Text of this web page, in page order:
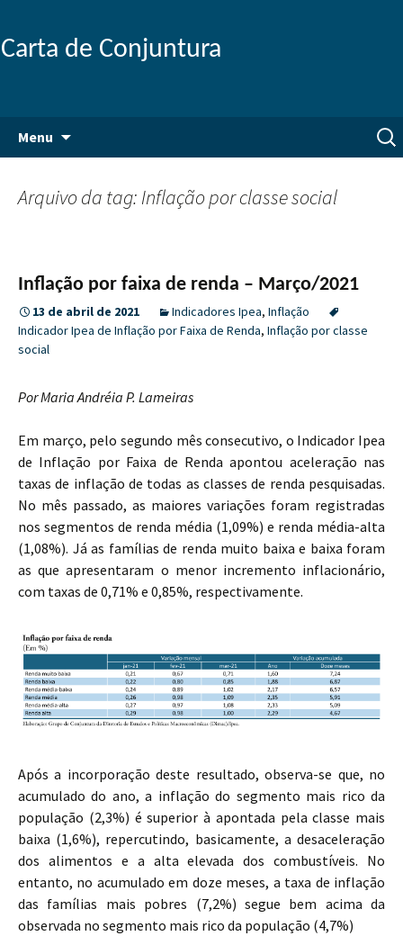
Carta de Conjuntura
Menu
conteúdo
por:
Arquivo da tag: Inflação por classe social
Inflação por faixa de renda – Março/2021
13 de abril de 2021 Indicadores Ipea, Inflação
Indicador Ipea de Inflação por Faixa de Renda, Inflação por classe
social
Por Maria Andréia P. Lameiras
Em março, pelo segundo mês consecutivo, o Indicador Ipea
de Inflação por Faixa de Renda apontou aceleração nas
taxas de inflação de todas as classes de renda pesquisadas.
No mês passado, as maiores variações foram registradas
nos segmentos de renda média (1,09%) e renda média-alta
(1,08%). Já as famílias de renda muito baixa e baixa foram
as que apresentaram o menor incremento inflacionário,
com taxas de 0,71% e 0,85%, respectivamente.
Após a incorporação deste resultado, observa-se que, no
acumulado do ano, a inflação do segmento mais rico da
população (2,3%) é superior à apontada pela classe mais
baixa (1,6%), repercutindo, basicamente, a desaceleração
dos alimentos e a alta elevada dos combustíveis. No
entanto, no acumulado em doze meses, a taxa de inflação
das famílias mais pobres (7,2%) segue bem acima da
observada no segmento mais rico da população (4,7%)